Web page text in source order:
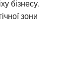
бізнесу.
зони